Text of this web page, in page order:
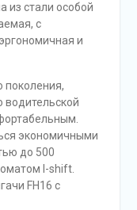
из стали особой
с
и
поколения,
экономичными
до 500
I-shift.
FH16 с